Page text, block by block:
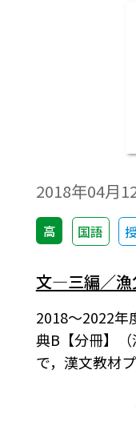
2018年04月
高 国語
文―三編／漁
2018～2022年
典B【分冊】
で，漢文教材